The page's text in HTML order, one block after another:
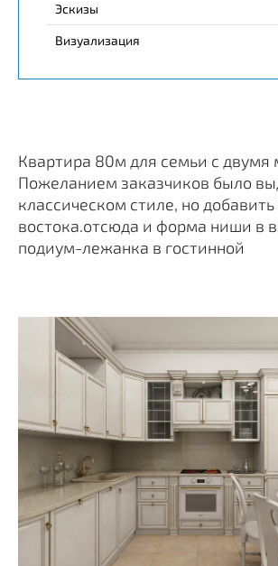
Эскизы
Визуализация
Квартира 80м для семьи с двумя
Пожеланием заказчиков было
классическом стиле, но
востока.отсюда и форма ниши в
подиум-лежанка в гостинной